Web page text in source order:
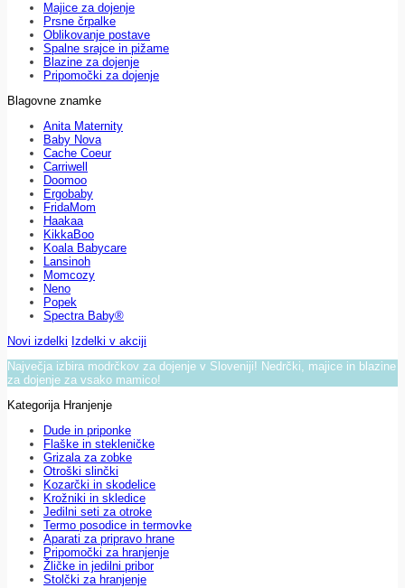
Majice za dojenje
Prsne črpalke
Oblikovanje postave
Spalne srajce in pižame
Blazine za dojenje
Pripomočki za dojenje
Blagovne znamke
Anita Maternity
Baby Nova
Cache Coeur
Carriwell
Doomoo
Ergobaby
FridaMom
Haakaa
KikkaBoo
Koala Babycare
Lansinoh
Momcozy
Neno
Popek
Spectra Baby®
Novi izdelki Izdelki v akciji
Največja izbira modrčkov za dojenje v Sloveniji! Nedrčki, majice in blazine
za dojenje za vsako mamico!
Kategorija Hranjenje
Dude in priponke
Flaške in stekleničke
Grizala za zobke
Otroški slinčki
Kozarčki in skodelice
Krožniki in skledice
Jedilni seti za otroke
Termo posodice in termovke
Aparati za pripravo hrane
Pripomočki za hranjenje
Žličke in jedilni pribor
Stolčki za hranjenje